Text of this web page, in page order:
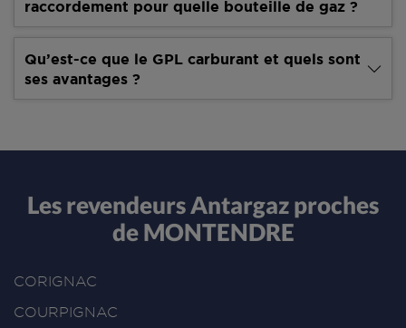
raccordement pour quelle bouteille de gaz ?
Qu’est-ce que le GPL carburant et quels sont
ses avantages ?
Les revendeurs Antargaz proches
de MONTENDRE
CORIGNAC
COURPIGNAC